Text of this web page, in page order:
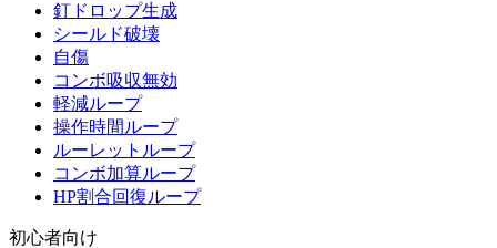
釘ドロップ生成
シールド破壊
自傷
コンボ吸収無効
軽減ループ
操作時間ループ
ルーレットループ
コンボ加算ループ
HP割合回復ループ
初心者向け